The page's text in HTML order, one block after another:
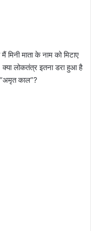
माता के नाम को मिटाए
क्या लोकतंत्र इतना डरा हुआ है
काल”?